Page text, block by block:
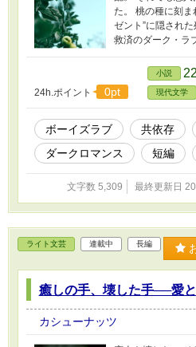
た。 桃の種に刻ま
ゼント”に隠され
救済のダーク・ラ
24h.ポイント 0pt
小説
現代文学
ボーイズラブ 共依存
ダークロマンス
短編
文字数 5,309 最終更新日
ライト文芸 連載中 長編
癒しの手、壊した手──愛
カシューナッツ